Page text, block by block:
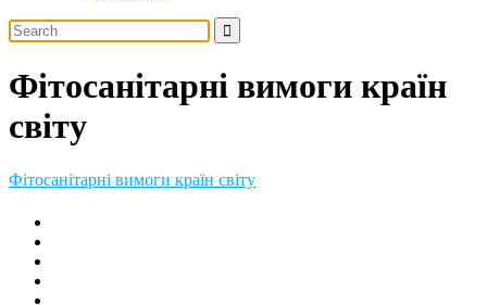
Фітосанітарні вимоги країн
світу
Фітосанітарні вимоги країн світу